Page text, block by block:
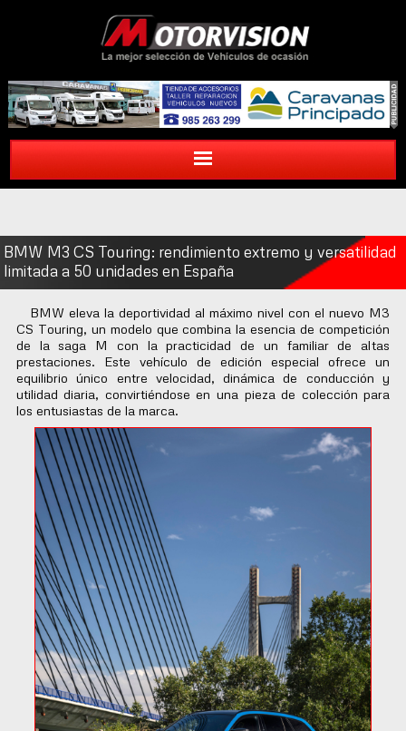
BMW M3 CS Touring: rendimiento extremo y versatilidad
limitada a 50 unidades en España
BMW eleva la deportividad al máximo nivel con el nuevo M3
CS Touring, un modelo que combina la esencia de competición
de la saga M con la practicidad de un familiar de altas
prestaciones. Este vehículo de edición especial ofrece un
equilibrio único entre velocidad, dinámica de conducción y
utilidad diaria, convirtiéndose en una pieza de colección para
los entusiastas de la marca.